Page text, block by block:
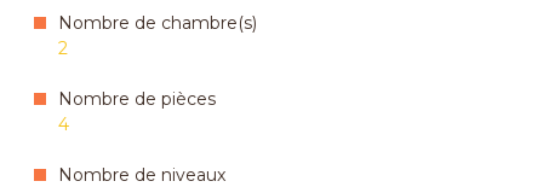
Nombre de chambre(s)
2
Nombre de pièces
4
Nombre de niveaux